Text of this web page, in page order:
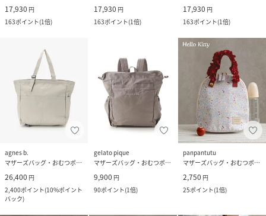
17,930 円
163ポイント(1倍)
17,930 円
163ポイント(1倍)
17,930 円
163ポイント(1倍)
agnes b.
マザーズバッグ・おむつポーチ
26,400 円
2,400ポイント(10%ポイント
バック)
gelato pique
マザーズバッグ・おむつポーチ
9,900 円
90ポイント(1倍)
panpantutu
マザーズバッグ・おむつポーチ
2,750 円
25ポイント(1倍)